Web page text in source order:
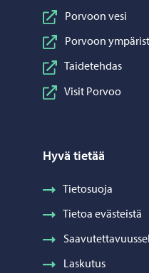
Porvoon vesi
Porvoon
Taidetehdas
Visit Porvoo
Hyvä tietää
Tietosuoja
Tietoa evästeistä
Laskutus